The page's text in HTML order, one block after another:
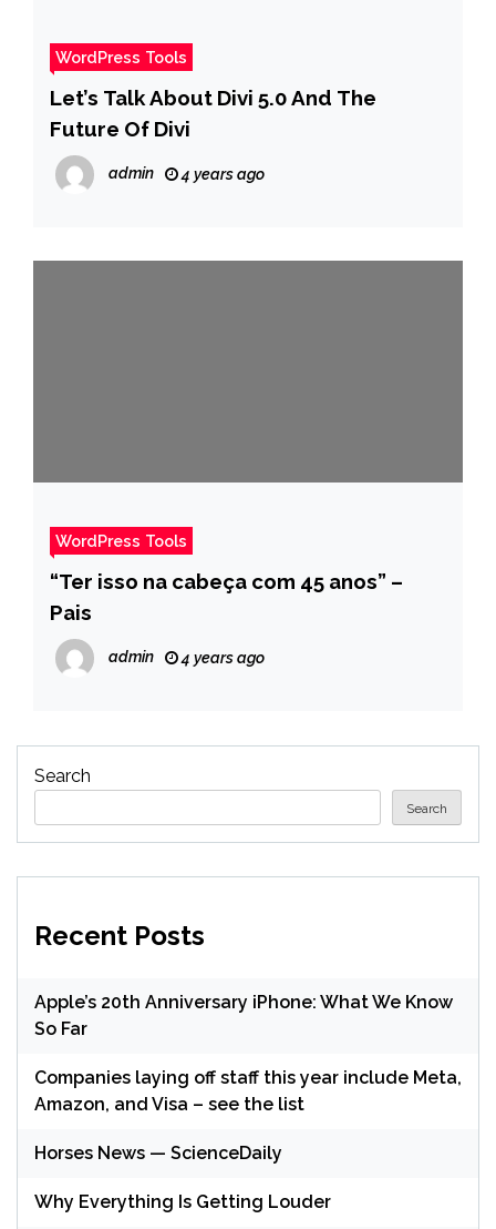
WordPress Tools
Let’s Talk About Divi 5.0 And The
Future Of Divi
admin 4 years ago
WordPress Tools
“Ter isso na cabeça com 45 anos” –
Pais
admin 4 years ago
Search
Search
Recent Posts
Apple’s 20th Anniversary iPhone: What We Know
So Far
Companies laying off staff this year include Meta,
Amazon, and Visa – see the list
Horses News — ScienceDaily
Why Everything Is Getting Louder